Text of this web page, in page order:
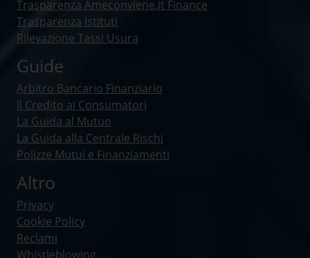
Trasparenza Ameconviene.it Finance
Trasparenza Istituti
Rilevazione Tassi Usura
Guide
Arbitro Bancario Finanziario
Il Credito ai Consumatori
La Guida al Mutuo
La Guida alla Centrale Rischi
Polizze Mutui e Finanziamenti
Altro
Privacy
Cookie Policy
Reclami
Whistleblowing